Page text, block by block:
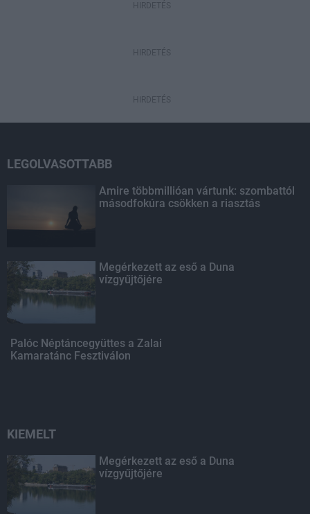
HIRDETÉS
HIRDETÉS
HIRDETÉS
LEGOLVASOTTABB
Amire többmillióan vártunk: szombattól
másodfokúra csökken a riasztás
Megérkezett az eső a Duna
vízgyűjtőjére
Palóc Néptáncegyüttes a Zalai
Kamaratánc Fesztiválon
KIEMELT
Megérkezett az eső a Duna
vízgyűjtőjére